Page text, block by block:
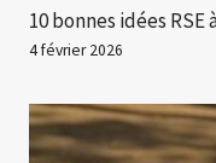
10 bonnes idées
4 février 2026